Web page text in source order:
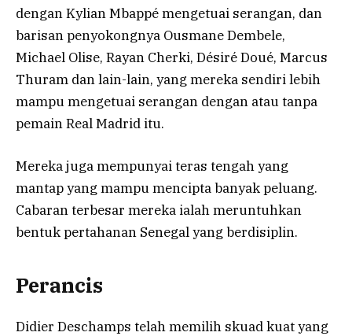
dengan Kylian Mbappé mengetuai serangan, dan
barisan penyokongnya Ousmane Dembele,
Michael Olise, Rayan Cherki, Désiré Doué, Marcus
Thuram dan lain-lain, yang mereka sendiri lebih
mampu mengetuai serangan dengan atau tanpa
pemain Real Madrid itu.
Mereka juga mempunyai teras tengah yang
mantap yang mampu mencipta banyak peluang.
Cabaran terbesar mereka ialah meruntuhkan
bentuk pertahanan Senegal yang berdisiplin.
Perancis
Didier Deschamps telah memilih skuad kuat yang